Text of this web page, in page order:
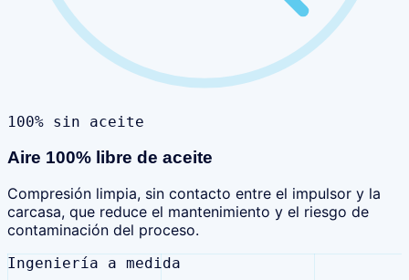
100% sin aceite
Aire 100% libre de aceite
Compresión limpia, sin contacto entre el impulsor y la
carcasa, que reduce el mantenimiento y el riesgo de
contaminación del proceso.
Ingeniería a medida